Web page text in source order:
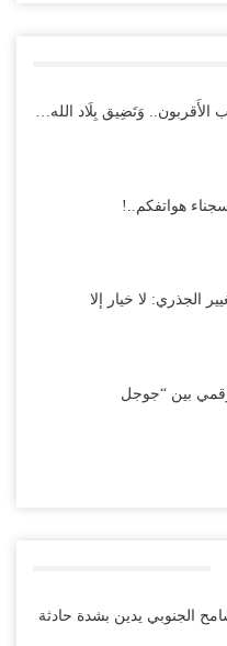
الأَقربون.. وَتَضِيق بِلَاد الله…
سجناء هواتفكم..!
الجذري: لا خيار إلا
بين “جوجل
الجنوبي يدين بشدة حادثة